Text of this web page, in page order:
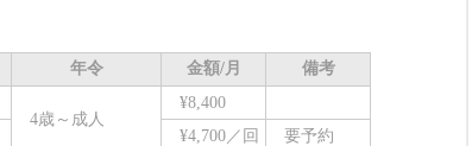
年令 金額/月
備考
4歳～成人
¥8,400
¥4,700／回 要予約